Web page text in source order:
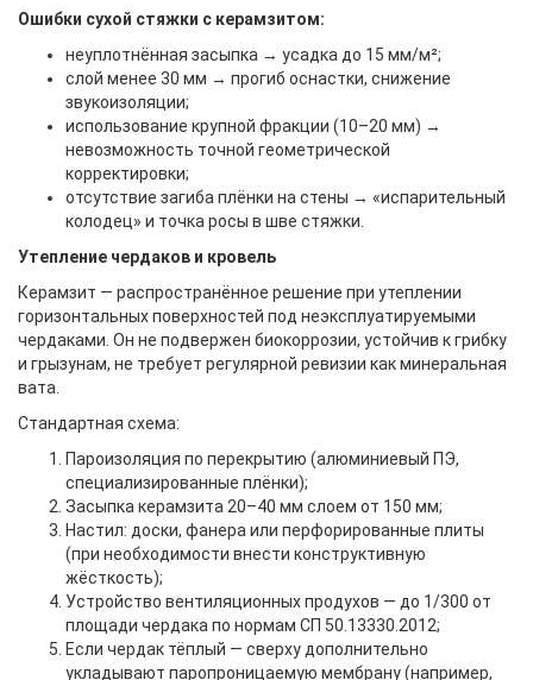
Ошибки сухой стяжки с керамзитом:
неуплотнённая засыпка → усадка до 15 мм/м²;
слой менее 30 мм → прогиб оснастки, снижение
звукоизоляции;
использование крупной фракции (10–20 мм) →
невозможность точной геометрической
корректировки;
отсутствие загиба плёнки на стены → «испарительный
колодец» и точка росы в шве стяжки.
Утепление чердаков и кровель
Керамзит — распространённое решение при утеплении
горизонтальных поверхностей под неэксплуатируемыми
чердаками. Он не подвержен биокоррозии, устойчив к грибку
и грызунам, не требует регулярной ревизии как минеральная
вата.
Стандартная схема:
Пароизоляция по перекрытию (алюминиевый ПЭ,
специализированные плёнки);
Засыпка керамзита 20–40 мм слоем от 150 мм;
Настил: доски, фанера или перфорированные плиты
(при необходимости внести конструктивную
жёсткость);
Устройство вентиляционных продухов — до 1/300 от
площади чердака по нормам СП 50.13330.2012;
Если чердак тёплый — сверху дополнительно
укладывают паропроницаемую мембрану (например,